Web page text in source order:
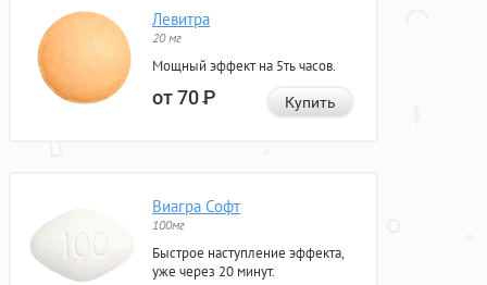
Левитра
20 мг
Мощный эффект на 5ть часов.
от 70Р Купить
Виагра Софт
100мг
Быстрое наступление эффекта,
уже через 20 минут.